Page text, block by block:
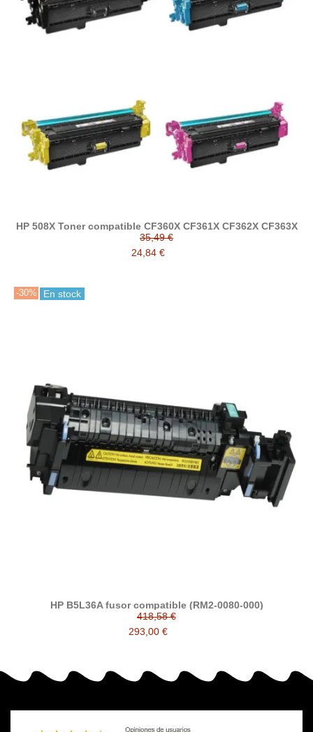
HP 508X Toner compatible CF360X CF361X CF362X CF363X
35,49 €
24,84 €
-30% En stock
HP B5L36A fusor compatible (RM2-0080-000)
418,58 €
293,00 €